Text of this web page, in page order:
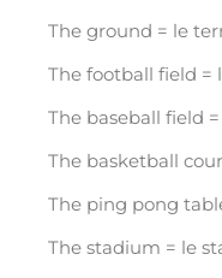
The ground = le
The football field =
The baseball field
The basketball
The ping pong
The stadium = le